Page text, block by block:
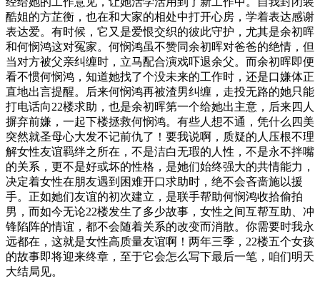
酷姐的方芷衡，也在和大家的相处中打开心房，学着表达感谢
表达爱。有时候，它又是爱恨交织的彼此守护，尤其是余初晖
和何悯鸿这对冤家。何悯鸿虽不赞同余初晖对爸爸的绝情，但
当对方被父亲纠缠时，立马配合演戏吓退余父。而余初晖即便
看不惯何悯鸿，知道她找了个没未来的工作时，还是口嫌体正
直地出言提醒。后来何悯鸿再被渣男纠缠，走投无路的她只能
打电话向22楼求助，也是余初晖第一个给她出主意，后来四人
摒弃前嫌，一起下楼拯救何悯鸿。有些人想不通，凭什么四美
突然就圣母心大发不记前仇了！要我说啊，质疑的人压根不理
解女性友谊羁绊之所在，不是洁白无瑕的人性，不是永不拌嘴
的关系，更不是好或坏的性格，是她们始终强大的共情能力，
决定着女性在朋友遇到困难开口求助时，绝不会吝啬施以援
手。正如她们友谊的初次建立，是联手帮助何悯鸿收拾偷拍
男，而如今无论22楼发生了多少故事，女性之间互帮互助、冲
锋陷阵的情谊，都不会随着关系的改变而消散。你需要时我永
远都在，这就是女性高质量友谊啊！两年三季，22楼五个女孩
的故事即将迎来终章，至于它会怎么写下最后一笔，咱们明天
大结局见。